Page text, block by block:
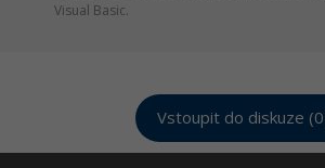
Visual Basic.
Vstoupit do diskuze